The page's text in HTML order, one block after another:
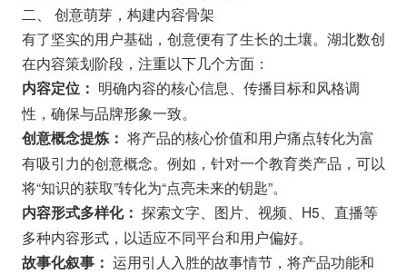
二、 创意萌芽，构建内容骨架
有了坚实的用户基础，创意便有了生长的土壤。湖北数创
在内容策划阶段，注重以下几个方面：
内容定位： 明确内容的核心信息、传播目标和风格调
性，确保与品牌形象一致。
创意概念提炼： 将产品的核心价值和用户痛点转化为富
有吸引力的创意概念。例如，针对一个教育类产品，可以
将“知识的获取”转化为“点亮未来的钥匙”。
内容形式多样化： 探索文字、图片、视频、H5、直播等
多种内容形式，以适应不同平台和用户偏好。
故事化叙事： 运用引人入胜的故事情节，将产品功能和